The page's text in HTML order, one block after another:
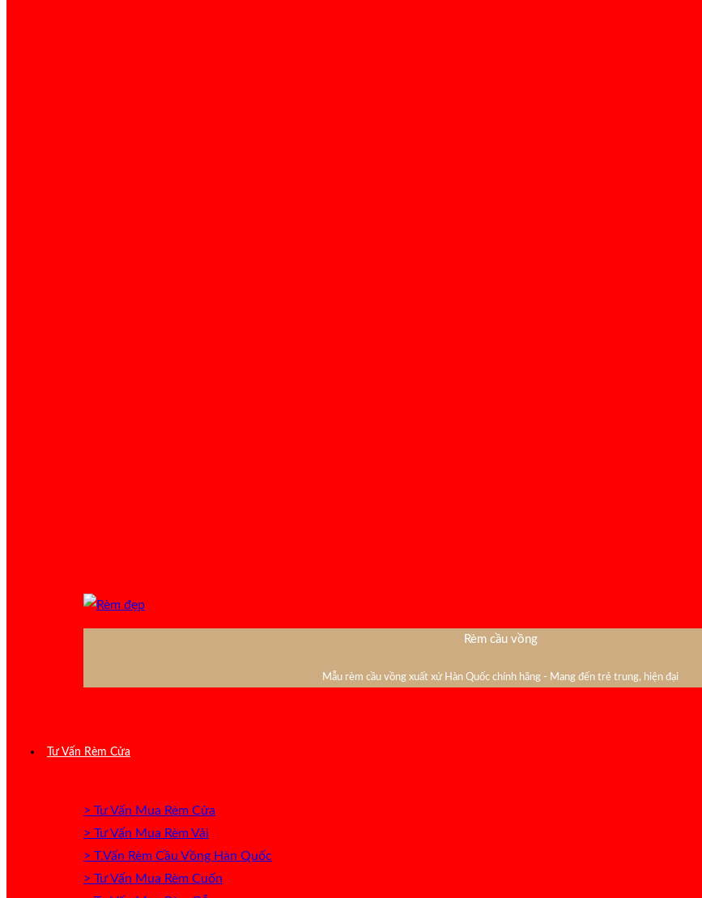
Rèm cầu vồng
Mẫu rèm cầu vồng xuất xứ Hàn Quốc chính hãng - Mang đến trẻ trung, hiện đại
Tư Vấn Rèm Cửa
> Tư Vấn Mua Rèm Cửa
> Tư Vấn Mua Rèm Vải
> T.Vấn Rèm Cầu Vồng Hàn Quốc
> Tư Vấn Mua Rèm Cuốn